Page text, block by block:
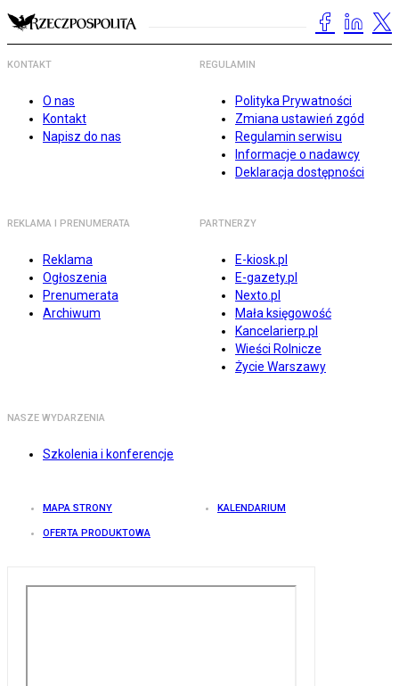
KONTAKT
O nas
Kontakt
Napisz do nas
REGULAMIN
Polityka Prywatności
Zmiana ustawień zgód
Regulamin serwisu
Informacje o nadawcy
Deklaracja dostępności
REKLAMA I PRENUMERATA
Reklama
Ogłoszenia
Prenumerata
Archiwum
PARTNERZY
E-kiosk.pl
E-gazety.pl
Nexto.pl
Mała księgowość
Kancelarierp.pl
Wieści Rolnicze
Życie Warszawy
NASZE WYDARZENIA
Szkolenia i konferencje
MAPA STRONY KALENDARIUM
OFERTA PRODUKTOWA